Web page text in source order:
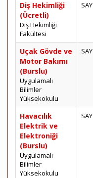
Diş Hekimliği
(Ücretli)
Diş Hekimliği
Fakültesi
SAY
Uçak Gövde ve
Motor Bakımı
(Burslu)
Uygulamalı
Bilimler
Yüksekokulu
SAY
Havacılık
Elektrik ve
Elektroniği
(Burslu)
Uygulamalı
Bilimler
Yüksekokulu
SAY